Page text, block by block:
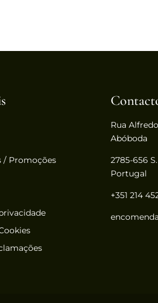
/ Promoções
Rua
Abóboda
2785-656
Portugal
+351 214